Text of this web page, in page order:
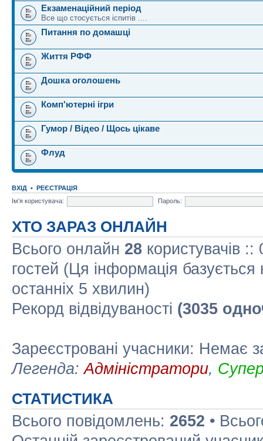
Екзаменаційний період
Все що стосується іспитів ....
Питання по домашці
Життя РФФ
Дошка оголошень
Комп'ютерні ігри
Гумор / Відео / Щось цікаве
Флуд
ВХІД • РЕЄСТРАЦІЯ
Ім'я користувача:
Пароль:
ХТО ЗАРАЗ ОНЛАЙН
Всього онлайн 28 користувачів
гостей (Ця інформація базується
останніх 5 хвилин)
Рекорд відвідуваності (3035
Зареєстровані учасники: Немає
Легенда:Адміністратори,
СТАТИСТИКА
Всього повідомлень: 2652 •